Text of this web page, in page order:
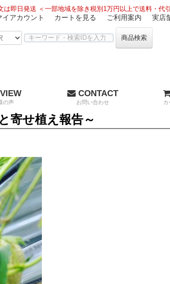
は即日発送 ＜一部地域を除き税別1万円以上で送料・代
イアカウント カートを見る ご利用案内 実店
商品検索
の声
CONTACT
お問い合わせ カ
寄せ植え報告～